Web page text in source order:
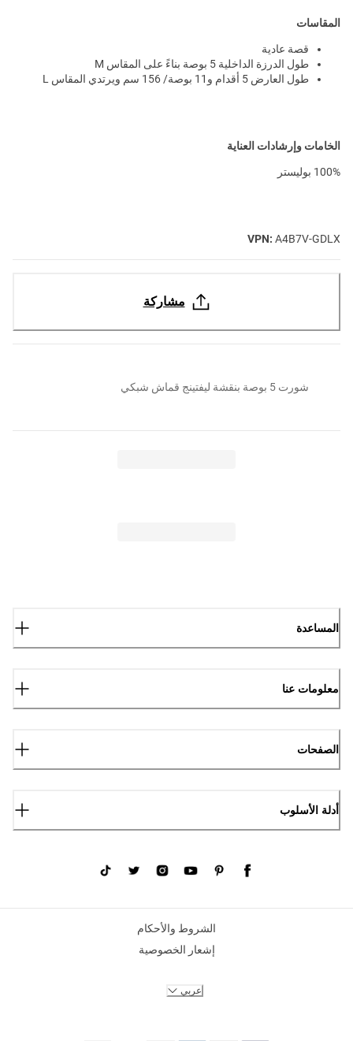
المقاسات
قصة عادية
طول الدرزة الداخلية 5 بوصة بناءً على المقاس M
طول العارض 5 أقدام و11 بوصة/ 156 سم ويرتدي المقاس L
الخامات وإرشادات العناية
100% بوليستر
VPN: A4B7V-GDLX
مشاركة
شورت 5 بوصة بنقشة ليفتينج قماش شبكي
المساعدة
معلومات عنا
الصفحات
أدلة الأسلوب
الشروط والأحكام
إشعار الخصوصية
عربي